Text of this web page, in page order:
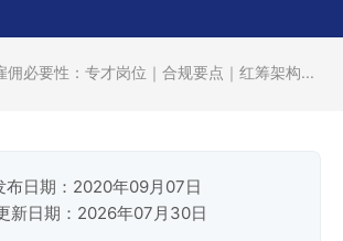
佣必要性：专才岗位｜合规要点｜红筹架构...
布日期：2020年09月07日
新日期：2026年07月30日